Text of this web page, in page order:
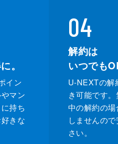
。
イン
マン
持ち
きな
04
解約は
いつでも
U-NEXTの解
き可能です
中の解約の
しませんの
さい。